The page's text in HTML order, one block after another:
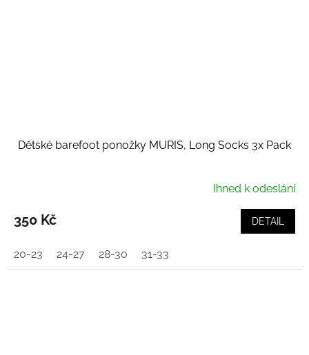
Dětské barefoot ponožky MURIS, Long Socks 3x Pack
Ihned k odeslání
350 Kč DETAIL
20-23 24-27 28-30 31-33